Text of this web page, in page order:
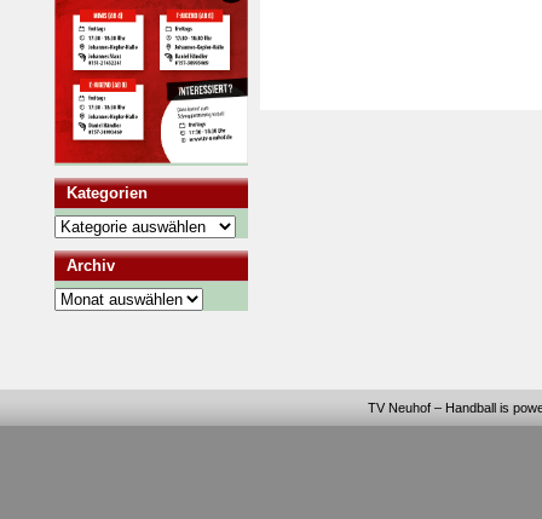
Kategorien
Kategorien
Archiv
Archiv
TV Neuhof – Handball is